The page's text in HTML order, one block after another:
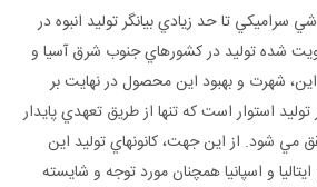
سراميکي تا حد زيادي بيانگر توليد انبوه در
شده توليد در کشورهاي جنوب شرق آسيا و
شهرت و بهبود اين محصول در نهايت بر
استوار است که تنها از طريق تعهدي پايدار
مي شود. از اين جهت، کانونهاي توليد اين
و اسپانيا همچنان مورد توجه و شايسته